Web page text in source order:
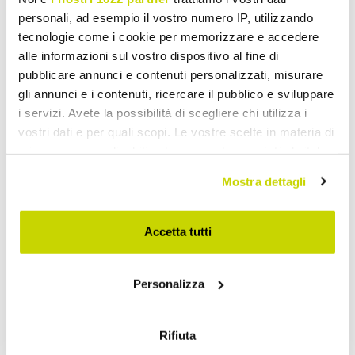
personali, ad esempio il vostro numero IP, utilizzando
tecnologie come i cookie per memorizzare e accedere
alle informazioni sul vostro dispositivo al fine di
pubblicare annunci e contenuti personalizzati, misurare
gli annunci e i contenuti, ricercare il pubblico e sviluppare
i servizi. Avete la possibilità di scegliere chi utilizza i
vostri dati e per quali scopi. Le vostre scelte in materia di
modificare o revocare il proprio consenso in qualsiasi
momento dalla Dichiarazione sui cookie o facendo clic
sull'icona di attivazione della privacy.
raccogliere informazioni sulla tua posizione
Identificare il tuo dispositivo, scansionandolo
Mostra dettagli
Accetta tutti
Personalizza
Rifiuta
Offre à durée limitée. Ne la
ratez pas !